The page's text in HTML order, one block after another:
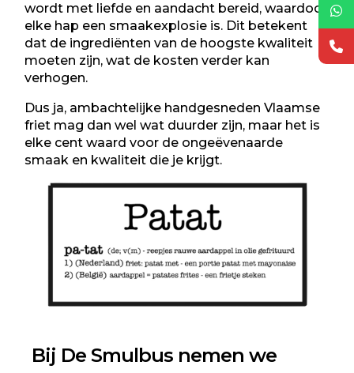
wordt met liefde en aandacht bereid, waardoor
elke hap een smaakexplosie is. Dit betekent
dat de ingrediënten van de hoogste kwaliteit
moeten zijn, wat de kosten verder kan
verhogen.
Dus ja, ambachtelijke handgesneden Vlaamse
friet mag dan wel wat duurder zijn, maar het is
elke cent waard voor de ongeëvenaarde
smaak en kwaliteit die je krijgt.
Bij De Smulbus nemen we